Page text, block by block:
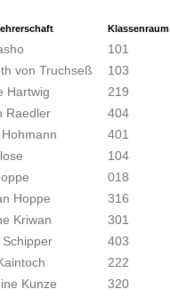
Klassenraum
101
von Truchseß
103
Hartwig
219
Raedler
404
401
104
018
Hoppe
316
Kriwan
301
403
222
Kunze
320